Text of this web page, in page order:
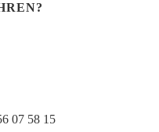
07 58 15